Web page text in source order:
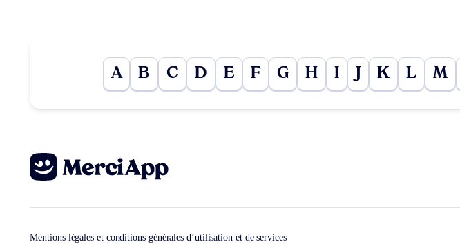
A B C D E F G H I J K L M
Mentions légales et conditions générales d’utilisation et de services